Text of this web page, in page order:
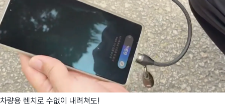
차량용 렌치로 수없이 내려쳐도!